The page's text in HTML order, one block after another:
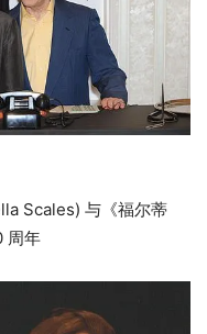
Scales) 与《福尔蒂
周年